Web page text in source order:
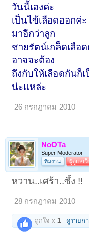
วันนี้เองค่ะ
เป็นไข้เลือดออกค่
มาอีกว่าลูก
ชายรัตน์เกล็ดเลือ
อาจจะต้อง
ถึงกับให้เลือดกันก็
น่ะแหล่ะ
26 กรกฎาคม 2010
NoOTa
Super Moderator
ทีมงาน
ผู้ดูแลเ
หวาน..เศร้า..ซึ้ง !!
28 กรกฎาคม 2010
ถูกใจ x 1 ดูรายก